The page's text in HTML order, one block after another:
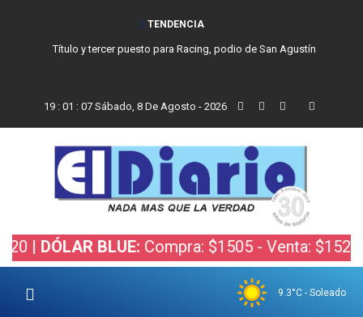
TENDENCIA
Título y tercer puesto para Racing, podio de San Agustín
19 : 01 : 08 Sábado, 8 De Agosto - 2026
DÓLAR BLUE:Compra: $1505 - Venta: $1525 |
9.3°C - Soleado